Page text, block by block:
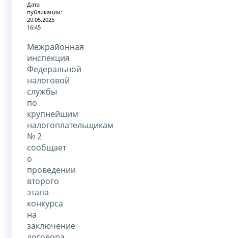
Дата
публикации:
20.05.2025
16:45
Межрайонная
инспекция
Федеральной
налоговой
службы
по
крупнейшим
налогоплательщикам
№ 2
сообщает
о
проведении
второго
этапа
конкурса
на
заключение